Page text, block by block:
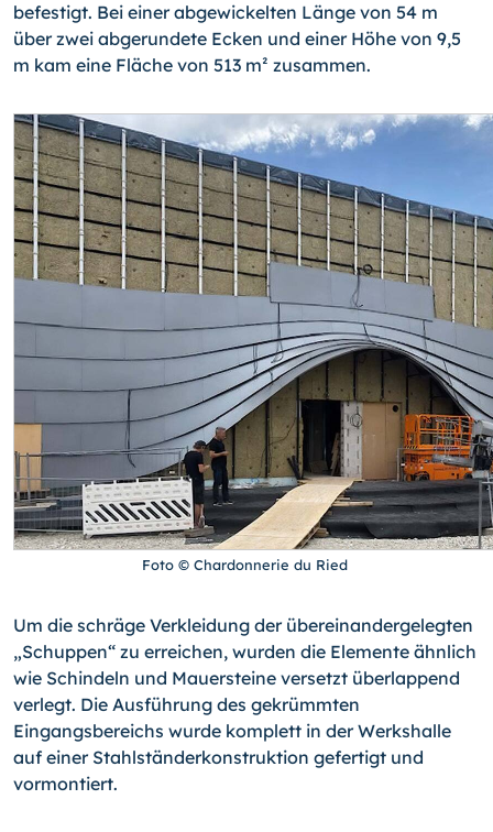
befestigt. Bei einer abgewickelten Länge von 54 m
über zwei abgerundete Ecken und einer Höhe von 9,5
m kam eine Fläche von 513 m² zusammen.
Foto © Chardonnerie du Ried
Um die schräge Verkleidung der übereinandergelegten
„Schuppen“ zu erreichen, wurden die Elemente ähnlich
wie Schindeln und Mauersteine versetzt überlappend
verlegt. Die Ausführung des gekrümmten
Eingangsbereichs wurde komplett in der Werkshalle
auf einer Stahlständerkonstruktion gefertigt und
vormontiert.